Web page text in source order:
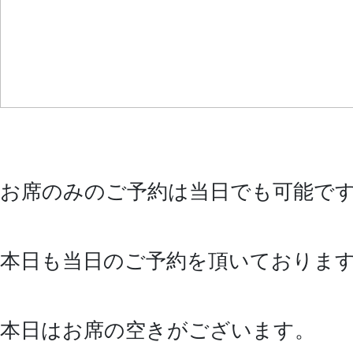
お席のみのご予約は当日でも可能です
本日も当日のご予約を頂いておりま
本日はお席の空きがございます。